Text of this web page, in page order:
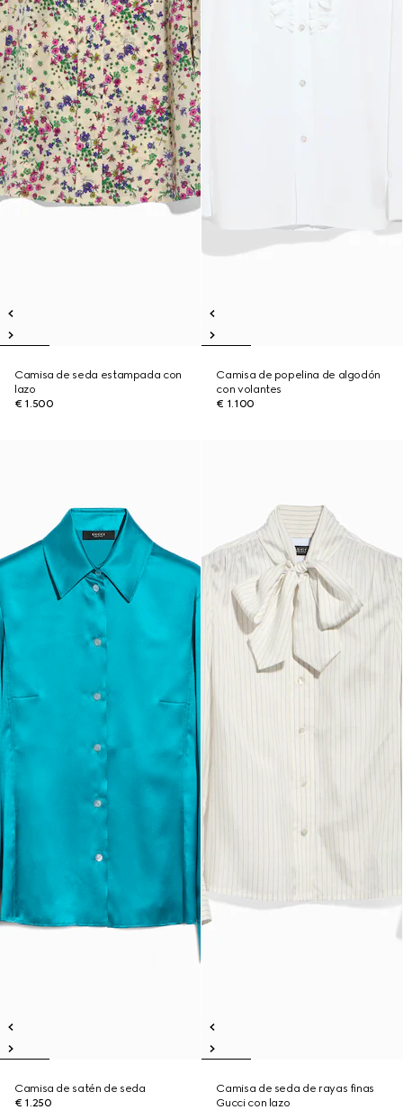
Camisa de seda estampada con
lazo
€ 1.500
Camisa de popelina de algodón
con volantes
€ 1.100
Camisa de satén de seda
€ 1.250
Camisa de seda de rayas finas
Gucci con lazo